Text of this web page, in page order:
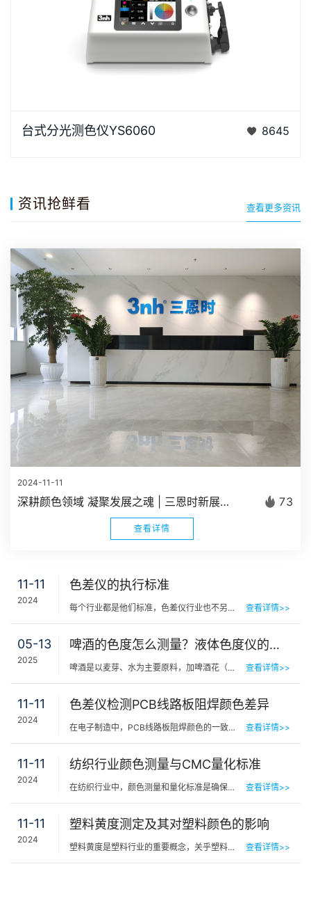
的国产台式光栅分光测色仪， TFT真彩7inch电容触摸
台式分光测色仪YS6060 8645
资讯抢鲜看 查看更多资讯
2024-11-11
深耕颜色领域 凝聚发展之魂 | 三恩时新展厅正式建成启用 73
查看详情
11-11
2024
色差仪的执行标准
每个行业都是他们标准，色差仪行业也不另外，有了明确的标准和规范生产商在生产中才有据可依，有理可寻。一… 查看详情>>
05-13
2025
啤酒的色度怎么测量？液体色度仪的应用
啤酒是以麦芽、水为主要原料，加啤酒花（包括啤酒花制品），经酵母发酵酿制而成的、含有二氧化碳并可形成泡… 查看详情>>
11-11
2024
色差仪检测PCB线路板阻焊颜色差异
在电子制造中，PCB线路板阻焊颜色的一致性对于产品的质量和性能至关重要。阻焊层作为PCB的重要组成部分，其… 查看详情>>
11-11
2024
纺织行业颜色测量与CMC量化标准
在纺织行业中，颜色测量和量化标准是确保产品质量和满足消费者期望的关键因素。其中，CMC（Color Measureme… 查看详情>>
11-11
2024
塑料黄度测定及其对塑料颜色的影响
塑料黄度是塑料行业的重要概念，关乎塑料制品的美观性和物理性能，对于黄度的测量至关重要。以下内容简单介… 查看详情>>